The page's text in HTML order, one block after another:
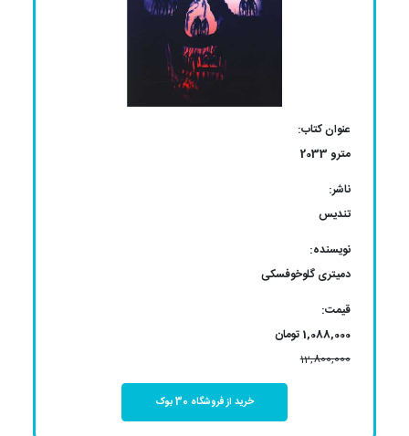
عنوان کتاب:
مترو 2033
ناشر:
تندیس
نویسنده:
دمیتری گلوخوفسکی
قیمت:
1,088,000 تومان
12,800,000
خرید از فروشگاه 30 بوک